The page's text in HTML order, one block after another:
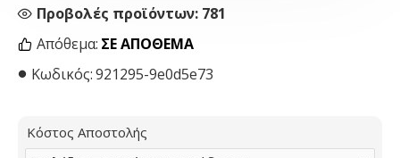
Απόθεμα: ΣΕ ΑΠΌΘΕΜΑ
Κωδικός:921295-9e0d5e73
Προβολές προϊόντων: 781
Κόστος Αποστολής